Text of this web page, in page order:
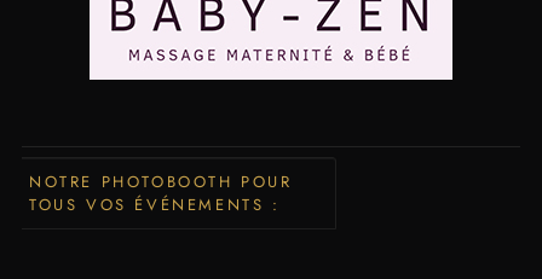
NOTRE PHOTOBOOTH POUR
TOUS VOS ÉVÉNEMENTS :